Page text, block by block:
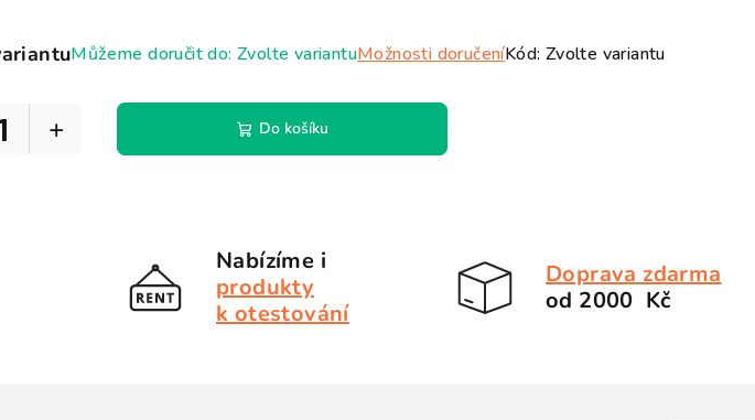
Můžeme doručit do: Zvolte variantuMožnosti doručeníKód: Zvolte variantu
+ Do košíku
Nabízíme i
produkty
k otestování
Doprava zdarma
od 2000 Kč